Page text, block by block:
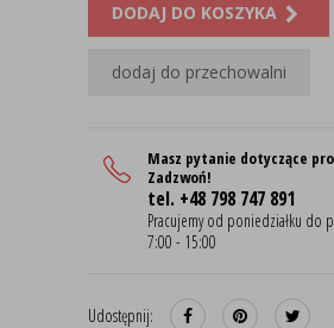
DODAJ DO KOSZYKA
dodaj do przechowalni
Masz pytanie dotyczące
Zadzwoń!
tel. +48 798 747 891
Pracujemy od poniedziałku do
7:00 - 15:00
Udostępnij: